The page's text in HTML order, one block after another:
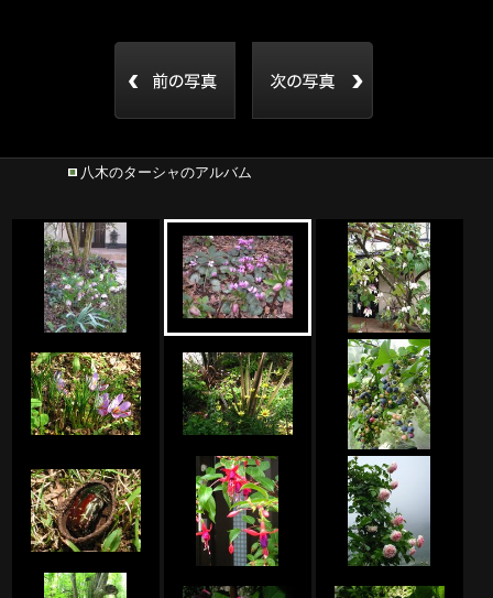
八木のターシャのアルバム